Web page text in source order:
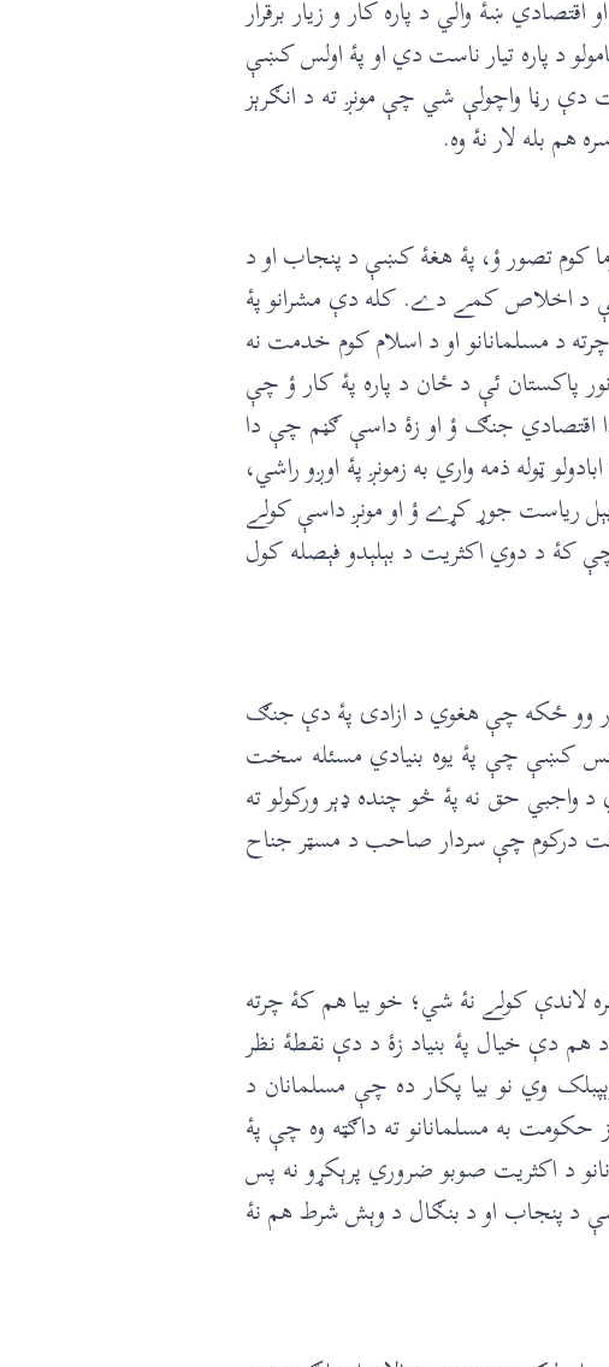
ښۀ والي د پاره کار و زيار برقرار
د پاره تيار ناست دي او پۀ اولس کښې
رڼا واچولې شي چې مونږ ته د انګرېز
بله لار نۀ وه.
کوم تصور ؤ، پۀ هغۀ کښې د پنجاب او د
د اخلاص کمے دے. کله دې مشرانو پۀ
د مسلمانانو او د اسلام کوم خدمت نه
پاکستان ئې د ځان د پاره پۀ کار ؤ چې
اقتصادي جنګ ؤ او زۀ داسې ګڼم چې دا
ټوله ذمه واري به زمونږ پۀ اوږو راشي،
رياست جوړ کړے ؤ او مونږ داسې کولے
د دوي اکثريت د بېلېدو فېصله کول
وو ځکه چې هغوي د ازادۍ پۀ دې جنګ
کښې چې پۀ يوه بنيادي مسئله سخت
واجبي حق نه پۀ څو چنده ډېر ورکولو ته
درکوم چې سردار صاحب د مسټر جناح
لاندې کولے نۀ شي؛ خو بيا هم کۀ چرته
د هم دې خيال پۀ بنياد زۀ د دې نقطۀ نظر
وي نو بيا پکار ده چې مسلمانان د
به مسلمانانو ته داګټه وه چې پۀ
د اکثريت صوبو ضروري پرېکړو نه پس
د پنجاب او د بنګال د وېش شرط هم نۀ